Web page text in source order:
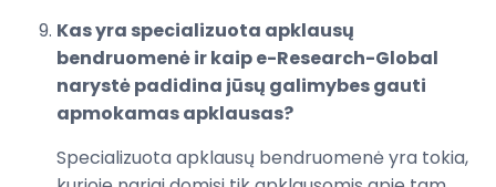
Kas yra specializuota apklausų
bendruomenė ir kaip e-Research-Global
narystė padidina jūsų galimybes gauti
apmokamas apklausas?
Specializuota apklausų bendruomenė yra tokia,